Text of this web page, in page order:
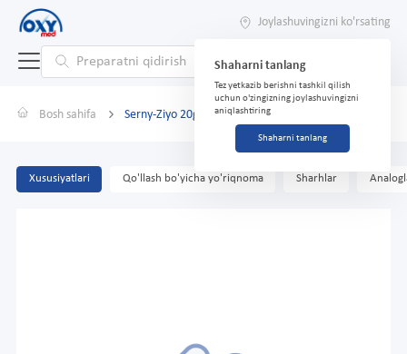
Joylashuvingizni ko'rsating
Shaharni tanlang
Tez yetkazib berishni tashkil qilish
uchun o'zingizning joylashuvingizni
aniqlashtiring
Shaharni tanlang
Bosh sahifa Serny-Ziyo 20g mazi
Xususiyatlari Qo'llash bo'yicha yo'riqnoma Sharhlar